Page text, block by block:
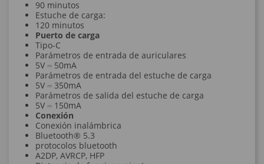
90 minutos
Estuche de carga:
120 minutos
Puerto de carga
Tipo-C
Parámetros de entrada de auriculares
5V ⎓ 50mA
Parámetros de entrada del estuche de carga
5V ⎓ 350mA
Parámetros de salida del estuche de carga
5V ⎓ 150mA
Conexión
Conexión inalámbrica
Bluetooth® 5.3
protocolos bluetooth
A2DP, AVRCP, HFP